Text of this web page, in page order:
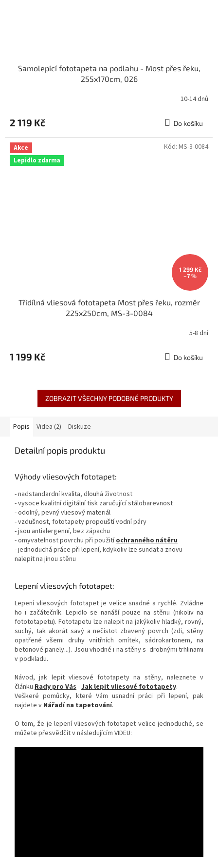
Samolepící fototapeta na podlahu - Most přes řeku,
255x170cm, 026
10-14 dnů
2 119 Kč Do košíku
Akce
Lepidlo zdarma
1 299 Kč
–7 %
Třídílná vliesová fototapeta Most přes řeku, rozměr
225x250cm, MS-3-0084
5-8 dní
1 199 Kč Do košíku
Kód: MS-3-0084
ZOBRAZIT VŠECHNY PODOBNÉ PRODUKTY
Popis Videa (2) Diskuze
Detailní popis produktu
Výhody vliesových fototapet:
- nadstandardní kvalita, dlouhá životnost
- vysoce kvalitní digitální tisk zaručující stálobarevnost
- odolný, pevný vliesový materiál
- vzdušnost, fototapety propouští vodní páry
- jsou antialergenní, bez zápachu
- omyvatelnost povrchu při použitíochranného nátěru
- jednoduchá práce při lepení, kdykoliv lze sundat a znovu
nalepit na jinou stěnu
Lepení vliesových fototapet:
Lepení vliesových fototapet je velice snadné a rychlé. Zvládne
ho i začátečník. Lepidlo se nanáší pouze na stěnu (nikoliv na
fotototapetu). Fototapetu lze nalepit na jakýkoliv hladký, rovný,
suchý, tak akorát savý a nečistot zbavený povrch (zdi, stěny
opatřené všemi druhy vnitřních omítek, sádrokartonem, na
betonové panely...). Jsou vhodné i na stěny s drobnými trhlinami
v podkladu.
Návod, jak lepit vliesové fototapety na stěny, naleznete v
článku Rady pro Vás-Jak lepit vliesové fototapety.
Veškeré pomůcky, které Vám usnadní práci při lepení, pak
najdete vNářadí na tapetování.
O tom, že je lepení vliesových fototapet velice jednoduché, se
můžete přesvědčit v následujícím VIDEU: